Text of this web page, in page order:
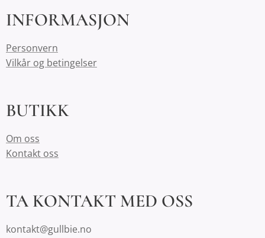
INFORMASJON
Personvern
Vilkår og betingelser
BUTIKK
Om oss
Kontakt oss
TA KONTAKT MED OSS
kontakt@gullbie.no